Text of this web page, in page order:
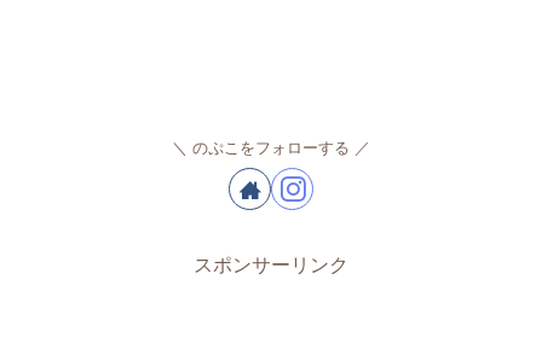
のぷこをフォローする
スポンサーリンク